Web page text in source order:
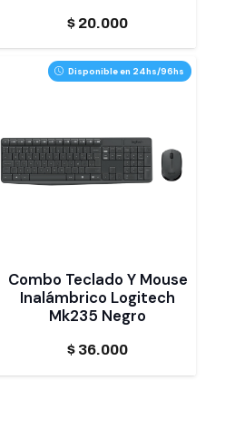
$ 20.000
Disponible en 24hs/96hs
Combo Teclado Y Mouse
Inalámbrico Logitech
Mk235 Negro
$ 36.000